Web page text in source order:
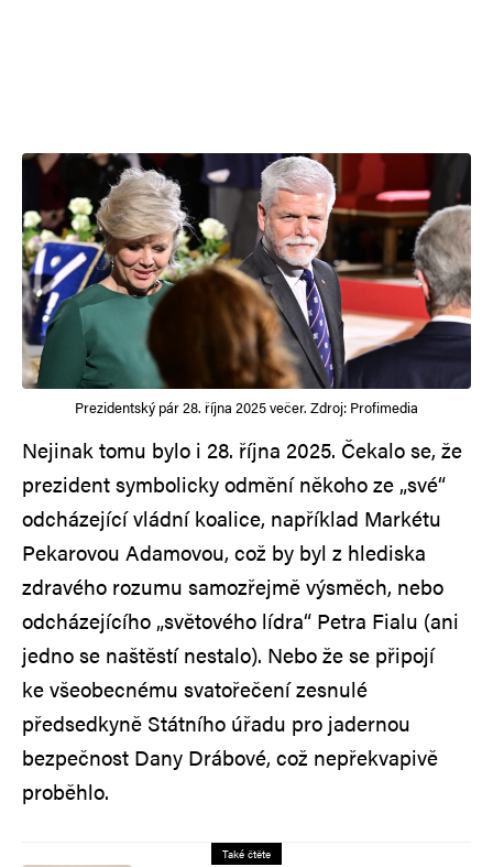
Prezidentský pár 28. října 2025 večer. Zdroj: Profimedia
Nejinak tomu bylo i 28. října 2025. Čekalo se, že
prezident symbolicky odmění někoho ze „své“
odcházející vládní koalice, například Markétu
Pekarovou Adamovou, což by byl z hlediska
zdravého rozumu samozřejmě výsměch, nebo
odcházejícího „světového lídra“ Petra Fialu (ani
jedno se naštěstí nestalo). Nebo že se připojí
ke všeobecnému svatořečení zesnulé
předsedkyně Státního úřadu pro jadernou
bezpečnost Dany Drábové, což nepřekvapivě
proběhlo.
Také čtěte